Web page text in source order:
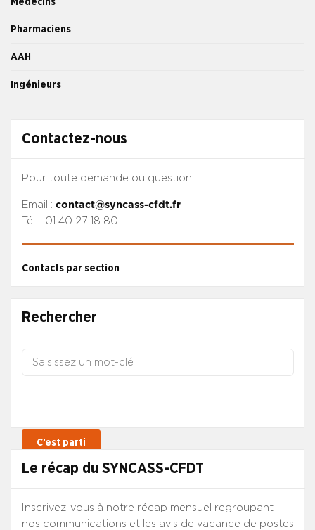
Pharmaciens
AAH
Ingénieurs
Contactez-nous
Pour toute demande ou question.
Email : contact@syncass-cfdt.fr
Tél. : 01 40 27 18 80
Contacts par section
Rechercher
Le récap du SYNCASS-CFDT
Inscrivez-vous à notre récap mensuel regroupant
nos communications et les avis de vacance de postes